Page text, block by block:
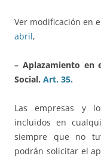
Ver modificación en
abril,
– Aplazamiento en
Social. Art. 35.
Las empresas y
incluidos en
siempre que no
podrán solicitar el